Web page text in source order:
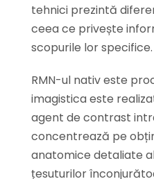
tehnici prezintă
ceea ce privește
scopurile lor specifice.
RMN-ul nativ este
imagistica este
agent de contrast
concentrează pe
anatomice detaliate
țesuturilor